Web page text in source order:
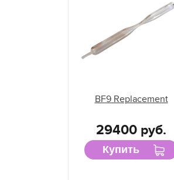
BF9 Replacement
29400 руб.
Купить